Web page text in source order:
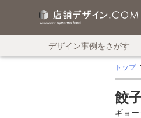
デザイン事例をさがす
トップ
餃
ギョ